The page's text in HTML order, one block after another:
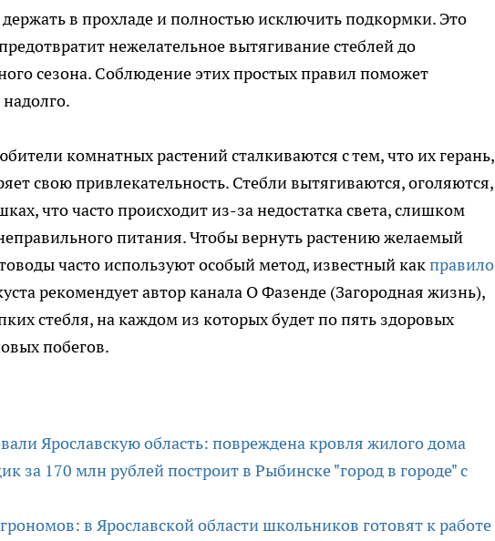
в прохладе и полностью исключить подкормки. Это
нежелательное вытягивание стеблей до
сезона. Соблюдение этих простых правил поможет
комнатных растений сталкиваются с тем, что их герань,
свою привлекательность. Стебли вытягиваются, оголяются,
что часто происходит из-за недостатка света, слишком
питания. Чтобы вернуть растению желаемый
часто используют особый метод, известный какправило
рекомендует автор канала О Фазенде (Загородная жизнь),
стебля, на каждом из которых будет по пять здоровых
побегов.
Ярославскую область: повреждена кровля жилого дома
за 170 млн рублей построит в Рыбинске "город в городе" с
в Ярославской области школьников готовят к работе